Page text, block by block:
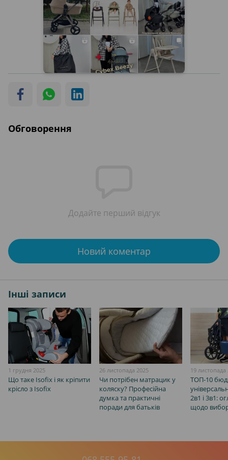
Обговорення
Додайте перший відгук
Новий коментар
Інші записи
1 грудня 2025
Що таке Isofix і як кріпити
крісло з Isofix
26 листопада 2025
Чи потрібен матрацик у
коляску? Професійна
думка та практичні
поради для батьків
19 листопада
ТОП-10
2в1 і 3в1:
щодо